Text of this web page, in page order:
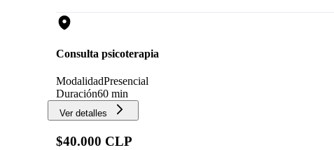
Consulta psicoterapia
ModalidadPresencial
Duración60 min
Ver detalles
$40.000 CLP